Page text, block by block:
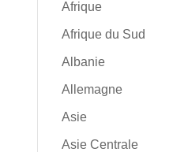
Afrique
Afrique du Sud
Albanie
Allemagne
Asie
Asie Centrale